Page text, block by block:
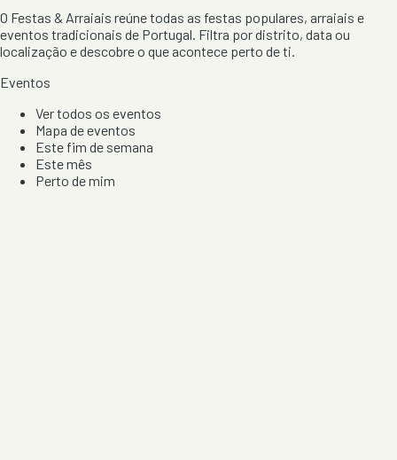
O Festas & Arraiais reúne todas as festas populares, arraiais e
eventos tradicionais de Portugal. Filtra por distrito, data ou
localização e descobre o que acontece perto de ti.
Eventos
Ver todos os eventos
Mapa de eventos
Este fim de semana
Este mês
Perto de mim